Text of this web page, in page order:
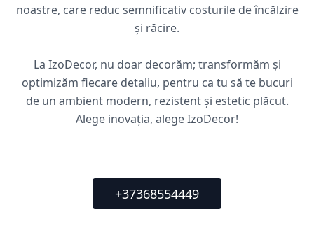
noastre, care reduc semnificativ costurile de încălzire
și răcire.
La IzoDecor, nu doar decorăm; transformăm și
optimizăm fiecare detaliu, pentru ca tu să te bucuri
de un ambient modern, rezistent și estetic plăcut.
Alege inovația, alege IzoDecor!
+37368554449